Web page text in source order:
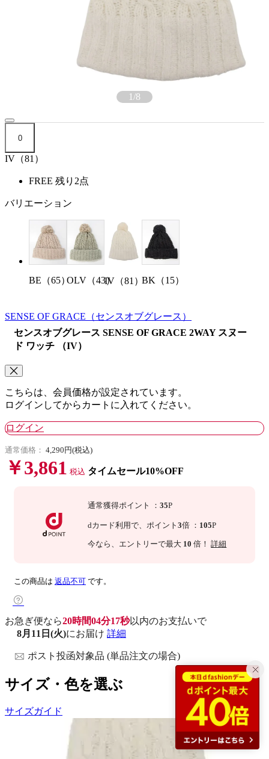
1/8
0
IV（81）
FREE 残り2点
バリエーション
BE（65）OLV（43）IV（81）BK（15）
SENSE OF GRACE （センスオブグレース）
センスオブグレース SENSE OF GRACE 2WAY スヌー
ド ワッチ （IV）
こちらは、会員価格が設定されています。
ログインしてからカートに入れてください。
ログイン
通常価格： 4,290円(税込)
￥3,861 税込 タイムセール10%OFF
通常獲得ポイント ：35P
dカード利用で、 ポイント3倍 ： 105P
今なら 、エントリーで最大 10 倍！詳細
この商品は 返品不可 です。
お急ぎ便なら20時間04分16秒以内のお支払いで
8月11日(火)にお届け 詳細
ポスト投函対象品 (単品注文の場合)
サイズ・色を選ぶ
サイズガイド